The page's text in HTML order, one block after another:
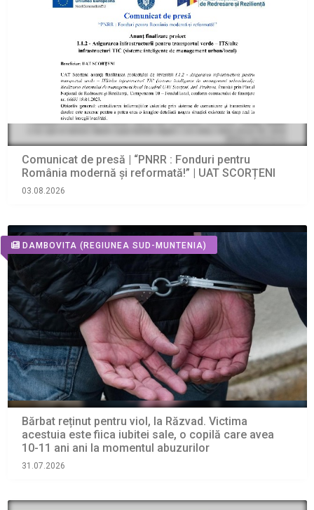
Comunicat de presă | “PNRR : Fonduri pentru
România modernă şi reformată!” | UAT SCORȚENI
03.08.2026
DAMBOVITA (REGIUNEA SUD-MUNTENIA)
Bărbat reținut pentru viol, la Răzvad. Victima
acestuia este fiica iubitei sale, o copilă care avea
10-11 ani ani la momentul abuzurilor
31.07.2026